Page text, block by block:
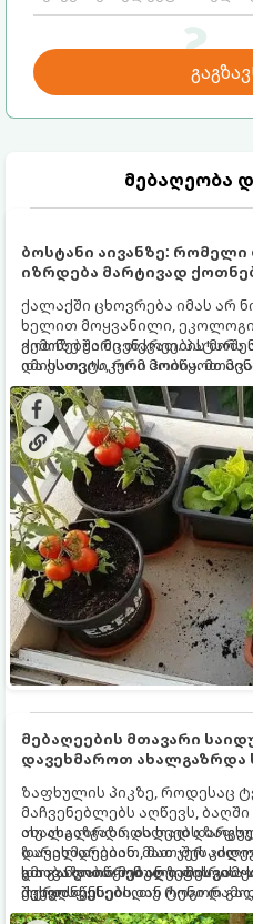
მებაღეობა
ბოსტანი აივანზე:
იზრდება მარტივად
ქალაქში ცხოვრება იმას არ
ხელით მოყვანილი,
გემოზე უარი თქვათ. პატარა
იმისათვის, რომ მოიწყოთ
ყოველდღიურად ახალ,
ბოსტნეულს მოკრეფთ.
ქოთნებში მცენარეების
და ესთეტიკური ჰობია.
კულტურები ეგუებიან
და როგორ მოუაროთ მათ
მებაღეების მთავარი
დავეხმაროთ ახალგაზრდა
ზაფხულის პიკზე, როდესაც
მაჩვენებლებს აღწევს,
ახალგაზრდა, ახლად
ზარალდებიან. მათ ჯერ
და განვითარებული ფესვთა
ქვედა ფენებიდან ტენი
თუ ახალგაზრდა ხეებს
დავეხმარებით, მათ
ხმობა დაიწყონ ან ზამთრის
შეხვდნენ.
გთავაზობთ მებაღეების
ოქროს წესებს, თუ როგორ
ხეები ზაფხულის სიცხეში: